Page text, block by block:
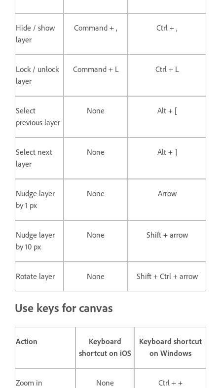
Hide / show
layer
Command + , Ctrl + ,
Lock / unlock
layer
Command + L Ctrl + L
Select
previous layer
None Alt + [
Select next
layer
None Alt + ]
Nudge layer
by 1 px
None Arrow
Nudge layer
by 10 px
None Shift + arrow
Rotate layer None Shift + Ctrl + arrow
Use keys for canvas
Action
Keyboard
shortcut on iOS
Keyboard shortcut
on Windows
Zoom in None Ctrl + +